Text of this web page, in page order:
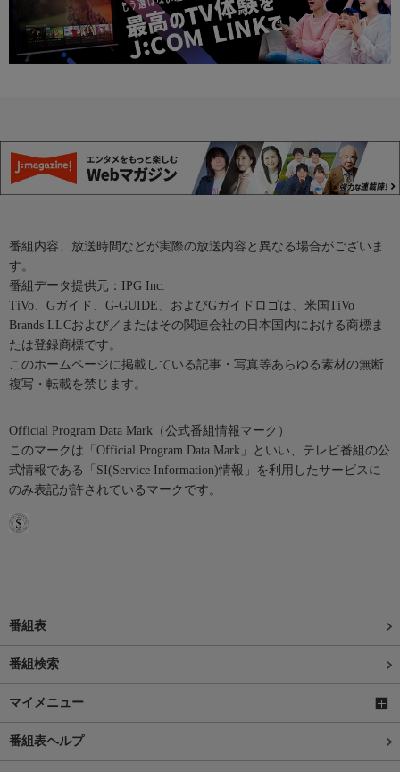
番組内容、放送時間などが実際の放送内容と異なる場合がございま
す。
番組データ提供元：IPG Inc.
TiVo、Gガイド、G-GUIDE、およびGガイドロゴは、米国TiVo
Brands LLCおよび／またはその関連会社の日本国内における商標ま
たは登録商標です。
このホームページに掲載している記事・写真等あらゆる素材の無断
複写・転載を禁じます。
Official Program Data Mark（公式番組情報マーク）
このマークは「Official Program Data Mark」といい、テレビ番組の公
式情報である「SI(Service Information)情報」を利用したサービスに
のみ表記が許されているマークです。
番組表
番組検索
マイメニュー
番組表ヘルプ